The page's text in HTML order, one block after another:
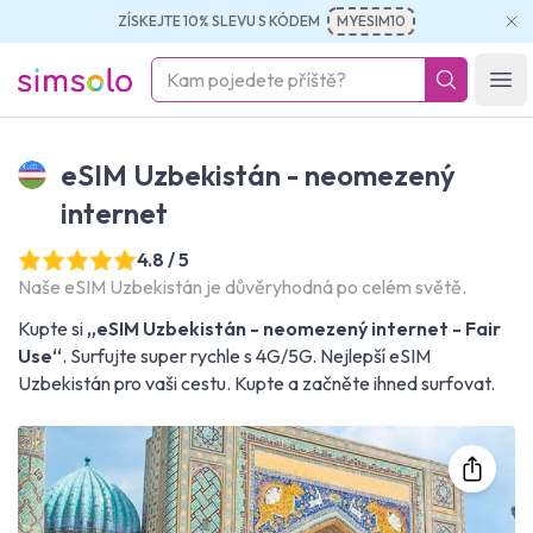
ZÍSKEJTE 10% SLEVU S KÓDEM MYESIM10
simsolo
eSIM Uzbekistán - neomezený
internet
4.8 / 5
Naše eSIM Uzbekistán je důvěryhodná po celém světě.
Kupte si „eSIM Uzbekistán - neomezený internet - Fair
Use“. Surfujte super rychle s 4G/5G. Nejlepší eSIM
Uzbekistán pro vaši cestu. Kupte a začněte ihned surfovat.